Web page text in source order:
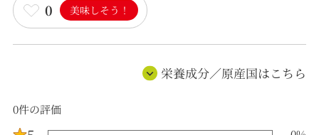
0 美味しそう！
栄養成分／原産国はこちら
0件の評価